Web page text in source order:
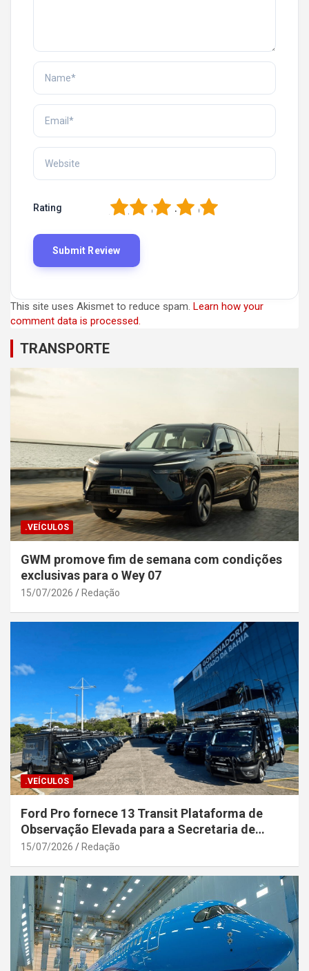
Rating 5
4
3
2
This site uses Akismet to reduce spam. Learn how your
comment data is processed.
TRANSPORTE
.VEÍCULOS
GWM promove fim de semana com condições
exclusivas para o Wey 07
15/07/2026 Redação
.VEÍCULOS
Ford Pro fornece 13 Transit Plataforma de
Observação Elevada para a Secretaria de
Segurança Pública da Bahia
15/07/2026 Redação